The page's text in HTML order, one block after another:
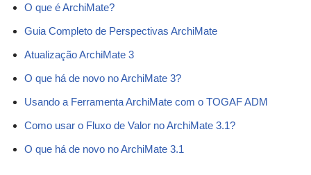
O que é ArchiMate?
Guia Completo de Perspectivas ArchiMate
Atualização ArchiMate 3
O que há de novo no ArchiMate 3?
Usando a Ferramenta ArchiMate com o TOGAF ADM
Como usar o Fluxo de Valor no ArchiMate 3.1?
O que há de novo no ArchiMate 3.1